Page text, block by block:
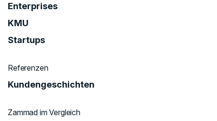
Enterprises
KMU
Startups
Referenzen
Kundengeschichten
Zammad im Vergleich